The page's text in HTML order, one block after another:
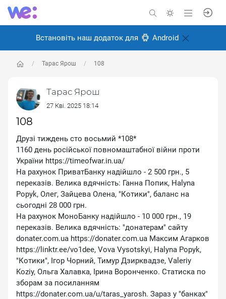
Встановіть наш додаток для Android
Тарас Ярош 108
Тарас Ярош
27 Кві. 2025 18:14
108
Друзі тиждень сто восьмий *108*
1160 день російської повномаштабної війни проти
України https://timeofwar.in.ua/
На рахунок ПриватБанку надійшло - 2 500 грн., 5
переказів. Велика вдячність: Ганна Попик, Halyna
Popyk, Олег, Зайцева Олена, ″Котики″, баланс на
сьогодні 28 000 грн.
На рахунок МоноБанку надійшло - 10 000 грн., 19
переказів. Велика вдячність: ″донатерам″ сайту
donater.com.ua https://donater.com.ua Максим Агарков
https://linktr.ee/vo1dee, Vova Vysotskyi, Halyna Popyk,
″Котики″, Ігор Чорний, Тимур Дзирквадзе, Valeriy
Koziy, Ольга Халавка, Ірина Воронченко. Статиска по
зборам за посиланням
https://donater.com.ua/u/taras_yarosh. Зараз у ″банках″